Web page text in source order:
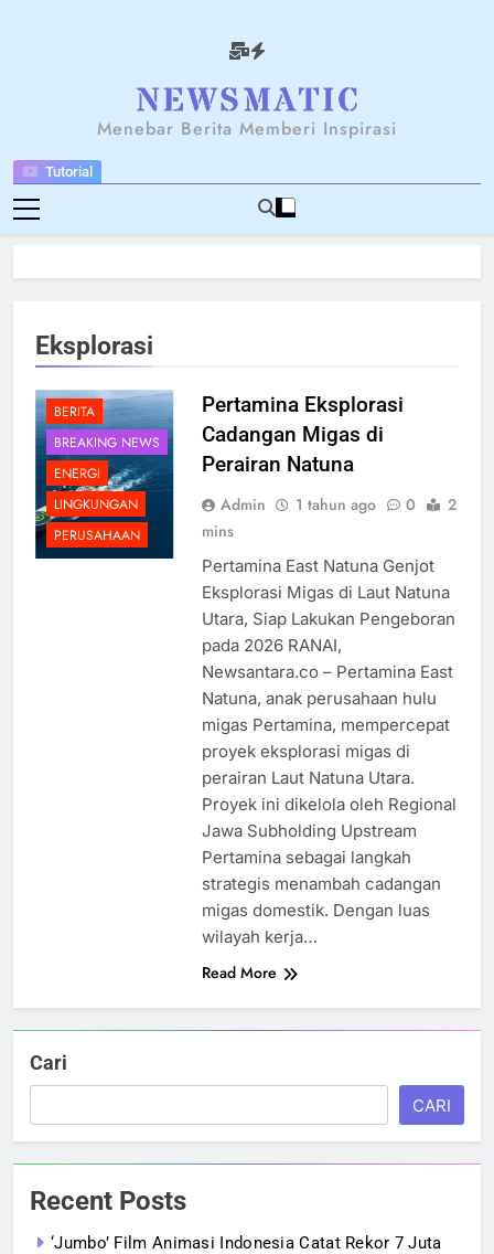
Tutorial
NEWSANTARA
Menebar Berita Memberi Inspirasi
Eksplorasi
BERITA
BREAKING NEWS
ENERGI
LINGKUNGAN
PERUSAHAAN
Pertamina Eksplorasi
Cadangan Migas di
Perairan Natuna
Admin 1 tahun ago 0
2
mins
Pertamina East Natuna Genjot
Eksplorasi Migas di Laut Natuna
Utara, Siap Lakukan Pengeboran
pada 2026 RANAI,
Newsantara.co – Pertamina East
Natuna, anak perusahaan hulu
migas Pertamina, mempercepat
proyek eksplorasi migas di
perairan Laut Natuna Utara.
Proyek ini dikelola oleh Regional
Jawa Subholding Upstream
Pertamina sebagai langkah
strategis menambah cadangan
migas domestik. Dengan luas
wilayah kerja…
Read More
Cari
CARI
Recent Posts
‘Jumbo’ Film Animasi Indonesia Catat Rekor 7 Juta